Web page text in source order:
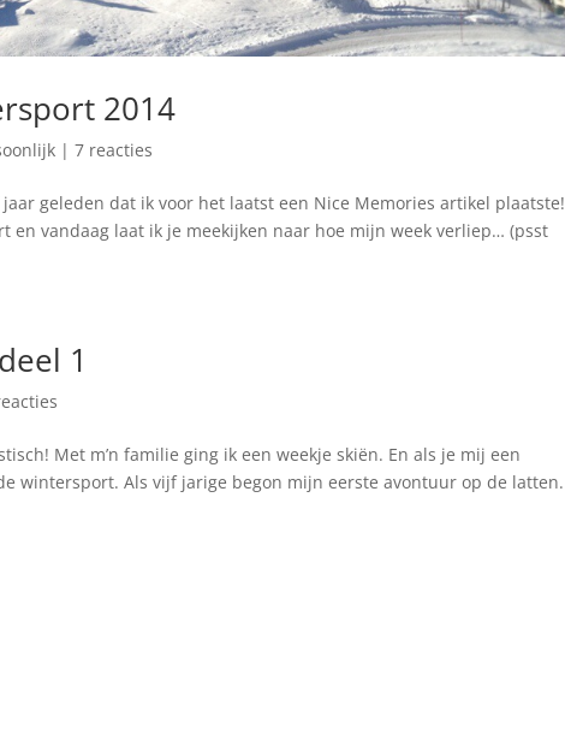
2014
|7 reacties
jaar geleden dat ik voor het laatst een Nice Memories artikel plaatste!
en vandaag laat ik je meekijken naar hoe mijn week verliep… (psst
1
Met m’n familie ging ik een weekje skiën. En als je mij een
wintersport. Als vijf jarige begon mijn eerste avontuur op de latten.